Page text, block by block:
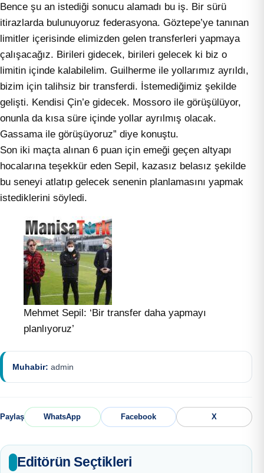
Bence şu an istediği sonucu alamadı bu iş. Bir sürü
itirazlarda bulunuyoruz federasyona. Göztepe’ye tanınan
limitler içerisinde elimizden gelen transferleri yapmaya
çalışacağız. Birileri gidecek, birileri gelecek ki biz o
limitin içinde kalabilelim. Guilherme ile yollarımız ayrıldı,
bizim için talihsiz bir transferdi. İstemediğimiz şekilde
gelişti. Kendisi Çin’e gidecek. Mossoro ile görüşülüyor,
onunla da kısa süre içinde yollar ayrılmış olacak.
Gassama ile görüşüyoruz” diye konuştu.
Son iki maçta alınan 6 puan için emeği geçen altyapı
hocalarına teşekkür eden Sepil, kazasız belasız şekilde
bu seneyi atlatıp gelecek senenin planlamasını yapmak
istediklerini söyledi.
Mehmet Sepil: ‘Bir transfer daha yapmayı
planlıyoruz’
Muhabir: admin
Paylaş WhatsApp Facebook X
Editörün Seçtikleri